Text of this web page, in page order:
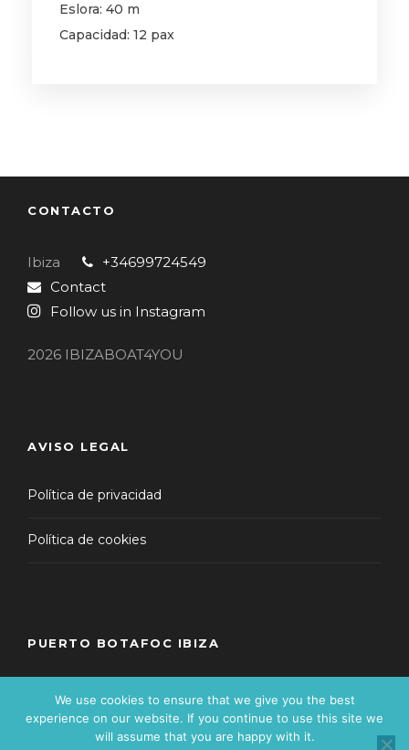
Eslora: 40 m
Capacidad: 12 pax
CONTACTO
Ibiza
+34699724549
Contact
Follow us in Instagram
2026 IBIZABOAT4YOU
AVISO LEGAL
Política de privacidad
Política de cookies
PUERTO BOTAFOC IBIZA
We use cookies to ensure that we give you the best
experience on our website. If you continue to use this site we
will assume that you are happy with it.